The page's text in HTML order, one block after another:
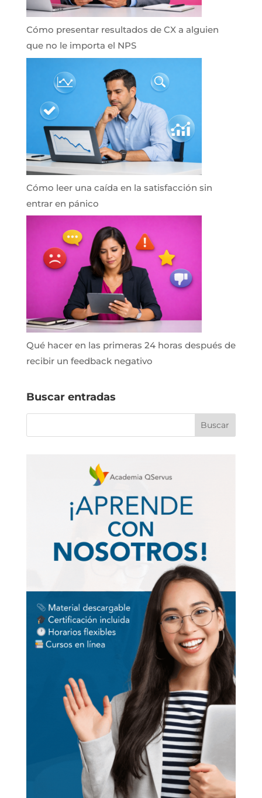
Cómo presentar resultados de CX a alguien
que no le importa el NPS
Cómo leer una caída en la satisfacción sin
entrar en pánico
Qué hacer en las primeras 24 horas después de
recibir un feedback negativo
Buscar entradas